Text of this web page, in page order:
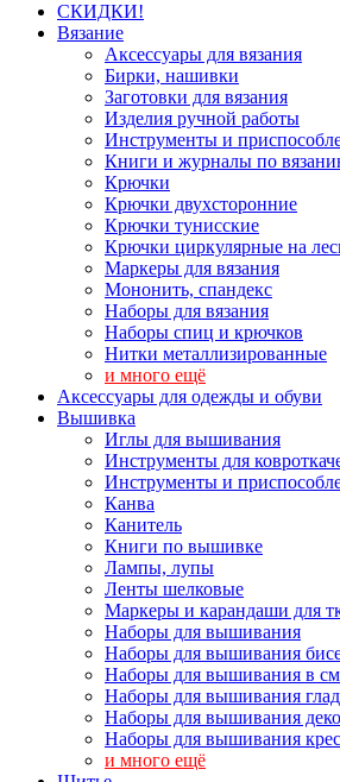
СКИДКИ!
Вязание
Аксессуары для вязания
Бирки, нашивки
Заготовки для вязания
Изделия ручной работы
Инструменты и
Книги и журналы по
Крючки
Крючки двухсторонние
Крючки тунисские
Крючки циркулярные на
Маркеры для вязания
Мононить, спандекс
Наборы для вязания
Наборы спиц и крючков
Нитки металлизированные
и много ещё
Аксессуары для одежды и обуви
Вышивка
Иглы для вышивания
Инструменты для
Инструменты и
Канва
Канитель
Книги по вышивке
Лампы, лупы
Ленты шелковые
Маркеры и карандаши для
Наборы для вышивания
Наборы для вышивания
Наборы для вышивания в
Наборы для вышивания
Наборы для вышивания
Наборы для вышивания
и много ещё